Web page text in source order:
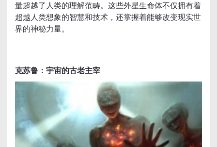
量超越了人类的理解范畴。这些外星生命体不仅拥有着
超越人类想象的智慧和技术，还掌握着能够改变现实世
界的神秘力量。
克苏鲁：宇宙的古老主宰